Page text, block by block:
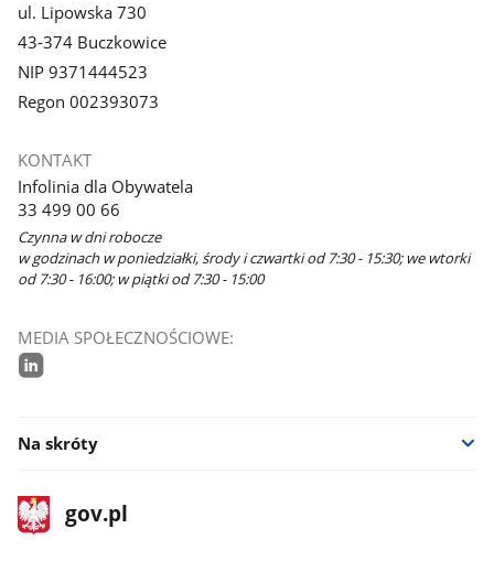
ul. Lipowska 730
43-374 Buczkowice
NIP 9371444523
Regon 002393073
KONTAKT
Infolinia dla Obywatela
33 499 00 66
Czynna w dni robocze
w godzinach w poniedziałki, środy i czwartki od 7:30 - 15:30; we wtorki
od 7:30 - 16:00; w piątki od 7:30 - 15:00
MEDIA SPOŁECZNOŚCIOWE:
Na skróty
stopka
gov.plStrona
gov.pl